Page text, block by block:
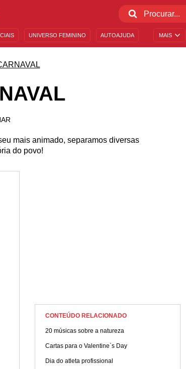
MAIS
UNIVERSO FEMININO AUTOAJUDA
mais animado, separamos diversas
do povo!
CONTEÚDO RELACIONADO
20 músicas sobre a natureza
Cartas para o Valentine`s Day
Dia do atleta profissional